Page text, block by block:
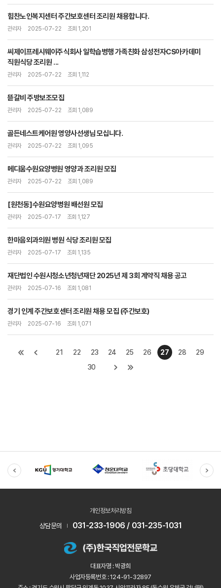
힘찬노인복지센터 주간보호센터 조리원 채용합니다.
관리자 2025-07-22 조회 1,201
씨제이프레시웨이주식회사 일학습병행 가족친화 삼성전자CS아카데미
직원식당 조리원 ...
관리자 2025-07-22 조회 1,112
뜯갈비 주방보조모집
관리자 2025-07-22 조회 1,089
골든네스트케어원 영양사선생님 모십니다.
관리자 2025-07-22 조회 1,095
메디움수원요양병원 영양과 조리원 모집
관리자 2025-07-22 조회 1,089
[원천동]수원요양병원 배선원 모집
관리자 2025-07-17 조회 1,127
한마음외과의원 병원 식당 조리원 모집
관리자 2025-07-17 조회 1,135
재단법인 수원시청소년청년재단 2025년 제 3회 계약직 채용 공고
관리자 2025-07-16 조회 1,081
경기 인계 주간보호센터 조리원 채용 모집 (주간보호)
관리자 2025-07-16 조회 1,071
21 22 23 24 25 26 27 28
29
30
대표자명 : 박광희
사업자등록번호 : 124-91-32897
개인정보처리방침
상담문의 031-233-1906 / 031-235-1031